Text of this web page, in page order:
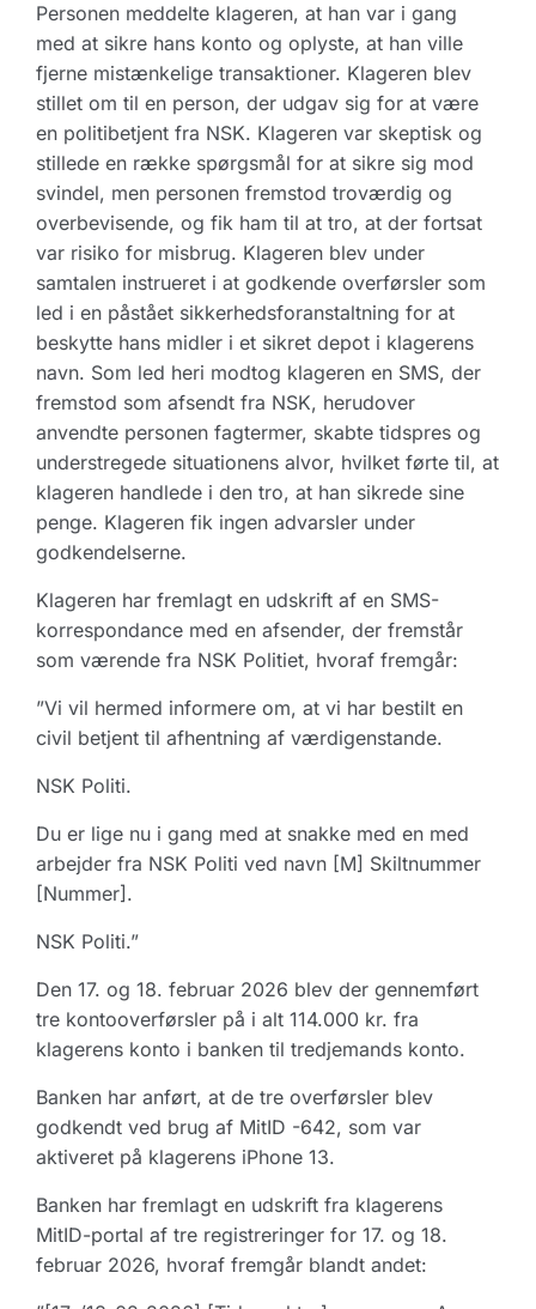
Personen meddelte klageren, at han var i gang
med at sikre hans konto og oplyste, at han ville
fjerne mistænkelige transaktioner. Klageren blev
stillet om til en person, der udgav sig for at være
en politibetjent fra NSK. Klageren var skeptisk og
stillede en række spørgsmål for at sikre sig mod
svindel, men personen fremstod troværdig og
overbevisende, og fik ham til at tro, at der fortsat
var risiko for misbrug. Klageren blev under
samtalen instrueret i at godkende overførsler som
led i en påstået sikkerhedsforanstaltning for at
beskytte hans midler i et sikret depot i klagerens
navn. Som led heri modtog klageren en SMS, der
fremstod som afsendt fra NSK, herudover
anvendte personen fagtermer, skabte tidspres og
understregede situationens alvor, hvilket førte til, at
klageren handlede i den tro, at han sikrede sine
penge. Klageren fik ingen advarsler under
godkendelserne.
Klageren har fremlagt en udskrift af en SMS-
korrespondance med en afsender, der fremstår
som værende fra NSK Politiet, hvoraf fremgår:
”Vi vil hermed informere om, at vi har bestilt en
civil betjent til afhentning af værdigenstande.
NSK Politi.
Du er lige nu i gang med at snakke med en med
arbejder fra NSK Politi ved navn [M] Skiltnummer
[Nummer].
NSK Politi.”
Den 17. og 18. februar 2026 blev der gennemført
tre kontooverførsler på i alt 114.000 kr. fra
klagerens konto i banken til tredjemands konto.
Banken har anført, at de tre overførsler blev
godkendt ved brug af MitID -642, som var
aktiveret på klagerens iPhone 13.
Banken har fremlagt en udskrift fra klagerens
MitID-portal af tre registreringer for 17. og 18.
februar 2026, hvoraf fremgår blandt andet: